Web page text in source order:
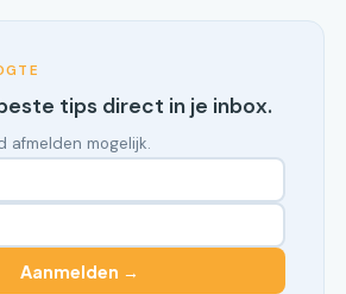
tips direct in je inbox.
afmelden mogelijk.
Aanmelden →